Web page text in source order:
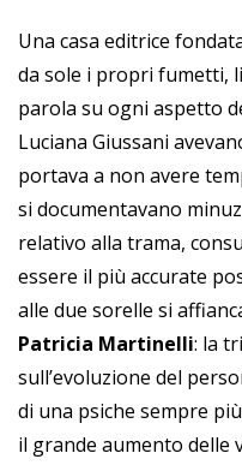
Una casa editrice
da sole i propri fumetti,
parola su ogni aspetto
Luciana Giussani
portava a non avere
si documentavano
relativo alla trama,
essere il più accurate
alle due sorelle si
Patricia Martinelli: la
sull’evoluzione del
di una psiche sempre
il grande aumento delle